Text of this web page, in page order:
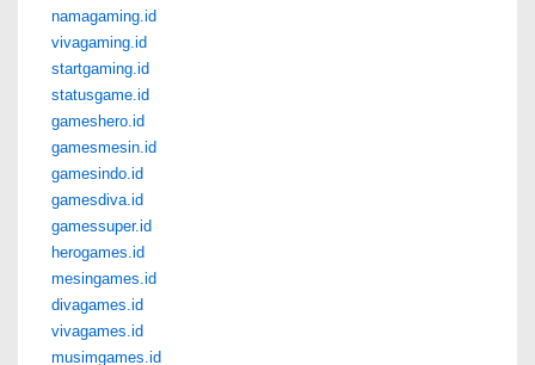
namagaming.id
vivagaming.id
startgaming.id
statusgame.id
gameshero.id
gamesmesin.id
gamesindo.id
gamesdiva.id
gamessuper.id
herogames.id
mesingames.id
divagames.id
vivagames.id
musimgames.id